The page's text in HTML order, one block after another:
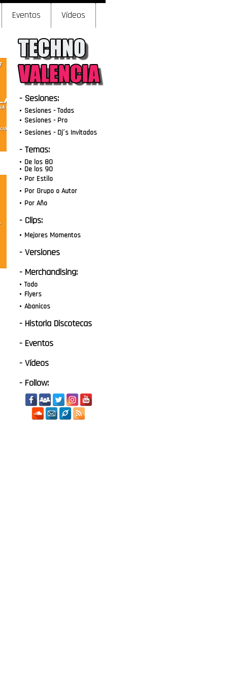
Eventos Vídeos
- Sesiones:
Sesiones - Todas
Sesiones - Pro
Sesiones - Dj´s Invitados
- Temas:
De los 80
De los 90
Por Estilo
Por Grupo o Autor
Por Año
- Clips:
Mejores Momentos
- Versiones
- Merchandising:
Todo
Flyers
Abanicos
- Historia Discotecas
- Eventos
- Vídeos
- Follow: